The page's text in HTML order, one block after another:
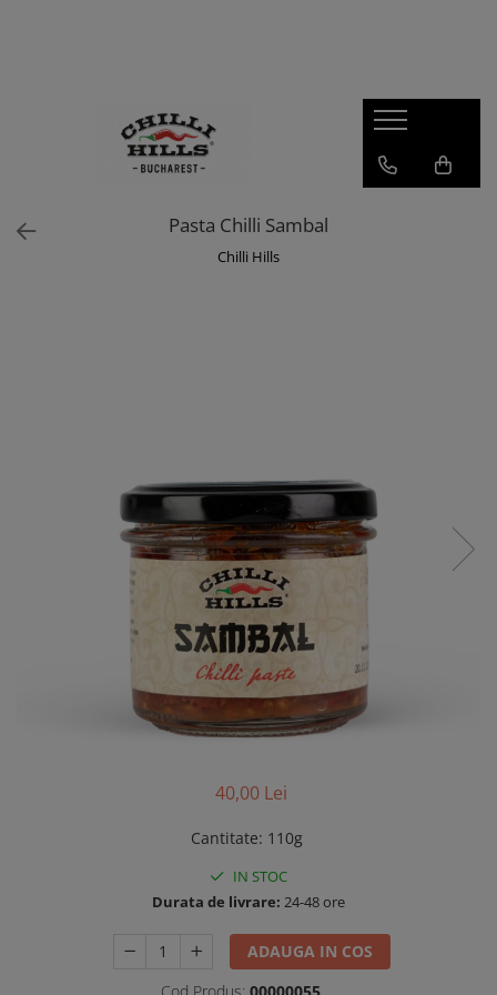
Dulceata de ardei iute
Bere artizanala
Ardei iuti murati
Ciocolata artizanala
Ardei iute uscat
Pasta Chilli Sambal
Chilli Hills
40,00 Lei
Cantitate: 110g
IN STOC
Durata de livrare: 24-48 ore
ADAUGA IN COS